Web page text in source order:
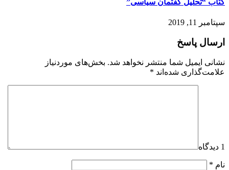
سپتامبر 11, 2019
ارسال پاسخ
نشانی ایمیل شما منتشر نخواهد شد. بخش‌های موردنیاز
علامت‌گذاری شده‌اند *
1 دیدگاه
نام *